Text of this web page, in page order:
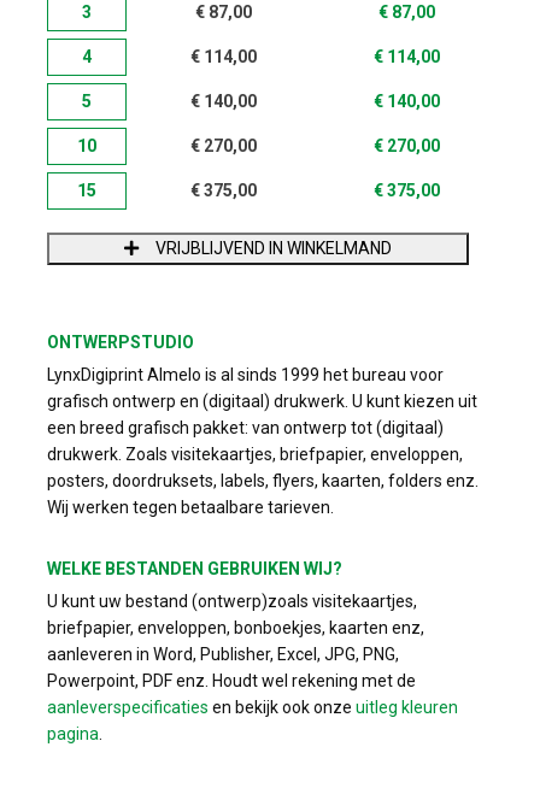
3 € 87,00 € 87,00
4 € 114,00 € 114,00
5 € 140,00 € 140,00
10 € 270,00 € 270,00
15 € 375,00 € 375,00
VRIJBLIJVEND IN WINKELMAND
ONTWERPSTUDIO
LynxDigiprint Almelo is al sinds 1999 het bureau voor
grafisch ontwerp en (digitaal) drukwerk. U kunt kiezen uit
een breed grafisch pakket: van ontwerp tot (digitaal)
drukwerk. Zoals visitekaartjes, briefpapier, enveloppen,
posters, doordruksets, labels, flyers, kaarten, folders enz.
Wij werken tegen betaalbare tarieven.
WELKE BESTANDEN GEBRUIKEN WIJ?
U kunt uw bestand (ontwerp)zoals visitekaartjes,
briefpapier, enveloppen, bonboekjes, kaarten enz,
aanleveren in Word, Publisher, Excel, JPG, PNG,
Powerpoint, PDF enz. Houdt wel rekening met de
aanleverspecificaties en bekijk ook onze uitleg kleuren
pagina